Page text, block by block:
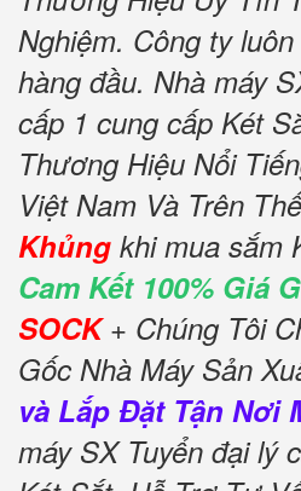
Nghiệm. Công ty
hàng đầu. Nhà máy
cấp 1 cung cấp Két
Thương Hiệu Nổi
Việt Nam Và Trên
Khủng khi mua sắm
Cam Kết 100% Giá
SOCK+ Chúng Tôi
Gốc Nhà Máy Sản
và Lắp Đặt Tận Nơi
máy SX Tuyển đại lý